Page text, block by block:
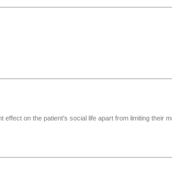
effect on the patient's social life apart from limiting their